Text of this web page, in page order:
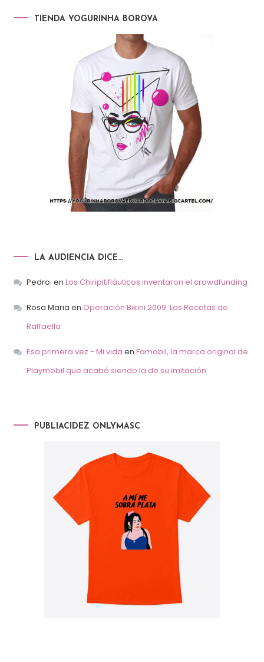
TIENDA YOGURINHA BOROVA
LA AUDIENCIA DICE…
Pedro. en Los Chiripitifláuticos inventaron el crowdfunding
Rosa Maria en Operación Bikini 2009: Las Recetas de
Raffaella
Esa primera vez - Mi vida en Famobil, la marca original de
Playmobil que acabó siendo la de su imitación
PUBLIACIDEZ ONLYMASC